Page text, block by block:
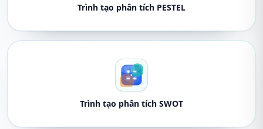
Trình tạo phân tích PESTEL
Trình tạo phân tích SWOT